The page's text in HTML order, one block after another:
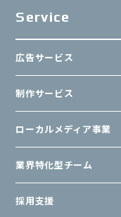
Service
広告サービス
制作サービス
ローカルメディア事業
業界特化型チーム
採用支援